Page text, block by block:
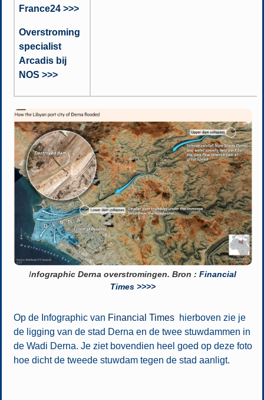
France24 >>>
Overstroming
specialist
Arcadis bij
NOS >>>
Infographic Derna overstromingen. Bron :Financial
Times >>>>
Op de Infographic van Financial Timeshierboven zie je
de ligging van de stad Derna en de twee stuwdammen in
de Wadi Derna. Je ziet bovendien heel goed op deze foto
hoe dicht de tweede stuwdam tegen de stad aanligt.